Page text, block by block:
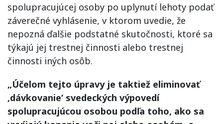
spolupracujúcej osoby po uplynutí lehoty podať
záverečné vyhlásenie, v ktorom uvedie, že
nepozná ďalšie podstatné skutočnosti, ktoré sa
týkajú jej trestnej činnosti alebo trestnej
činnosti iných osôb.
„Účelom tejto úpravy je taktiež eliminovať
‚dávkovanie‘ svedeckých výpovedí
spolupracujúcou osobou podľa toho, ako sa